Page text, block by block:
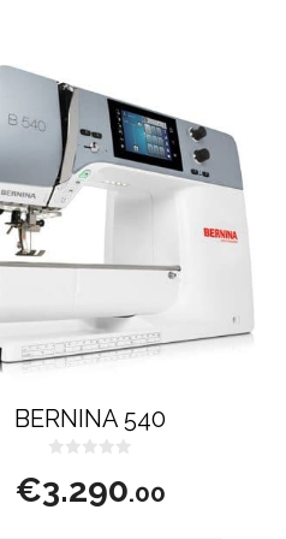
BERNINA 540
s
u
€3.290.00